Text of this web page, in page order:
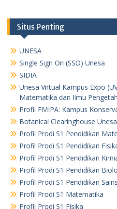
Situs Penting
UNESA
Single Sign On (SSO) Unesa
SIDIA
Unesa Virtual Kampus Expo
Matematika dan Ilmu
Profil FMIPA: Kampus
Botanical Clearinghouse Unesa
Profil Prodi S1 Pendidikan
Profil Prodi S1 Pendidikan
Profil Prodi S1 Pendidikan
Profil Prodi S1 Pendidikan
Profil Prodi S1 Pendidikan Sains
Profil Prodi S1 Matematika
Profil Prodi S1 Fisika